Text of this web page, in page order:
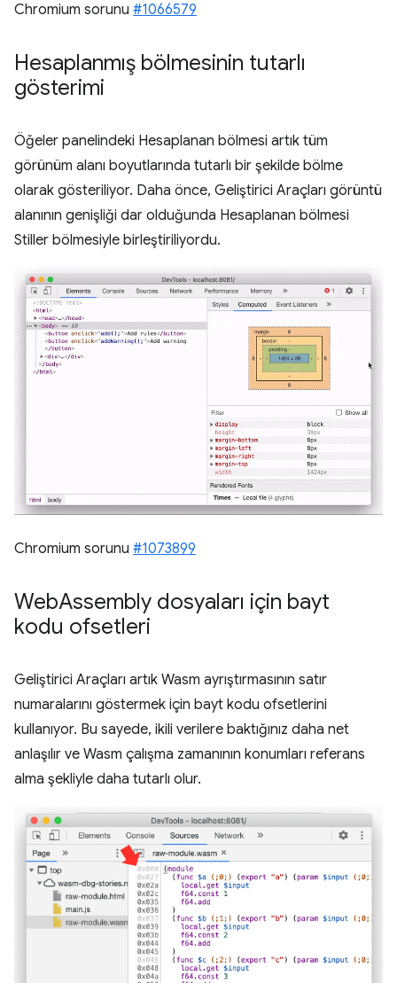
Chromium sorunu #1066579
Hesaplanmış bölmesinin tutarlı
gösterimi
Öğeler panelindeki Hesaplanan bölmesi artık tüm
görünüm alanı boyutlarında tutarlı bir şekilde bölme
olarak gösteriliyor. Daha önce, Geliştirici Araçları görüntü
alanının genişliği dar olduğunda Hesaplanan bölmesi
Stiller bölmesiyle birleştiriliyordu.
Chromium sorunu #1073899
WebAssembly dosyaları için bayt
kodu ofsetleri
Geliştirici Araçları artık Wasm ayrıştırmasının satır
numaralarını göstermek için bayt kodu ofsetlerini
kullanıyor. Bu sayede, ikili verilere baktığınız daha net
anlaşılır ve Wasm çalışma zamanının konumları referans
alma şekliyle daha tutarlı olur.